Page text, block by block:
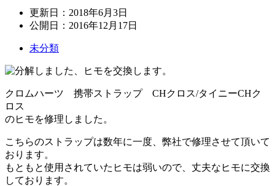
更新日： 2018年6月3日
公開日： 2016年12月17日
未分類
クロムハーツ 携帯ストラップ CHクロス/タイニーCHク
ロス
のヒモを修理しました。
こちらのストラップは数年に一度、弊社で修理させて頂いて
おります。
もともと使用されていたヒモは弱いので、丈夫なヒモに交換
しております。